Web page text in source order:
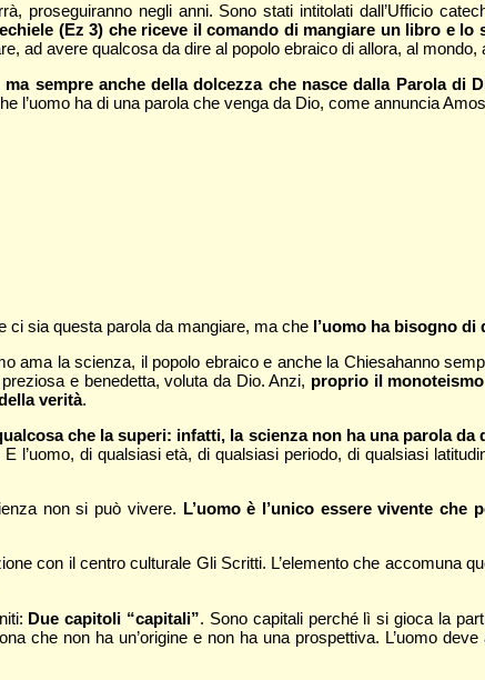
proseguiranno negli anni. Sono stati intitolati dall’Ufficio
(Ez 3) che riceve il comando di mangiare un libro e
ad avere qualcosa da dire al popolo ebraico di allora, al
sempre anche della dolcezza che nasce dalla Parola di
l’uomo ha di una parola che venga da Dio, come annuncia Amos
ci sia questa parola da mangiare, ma che l’uomo ha bisogno di
ama la scienza, il popolo ebraico e anche la Chiesahanno
e benedetta, voluta da Dio. Anzi, proprio il
verità.
che la superi: infatti, la scienza non ha una parola
l’uomo, di qualsiasi età, di qualsiasi periodo, di qualsiasi
non si può vivere. L’uomo è l’unico essere vivente
con il centro culturale Gli Scritti. L’elemento che accomuna
Due capitoli “capitali”. Sono capitali perché lì si gioca la
che non ha un’origine e non ha una prospettiva. L’uomo